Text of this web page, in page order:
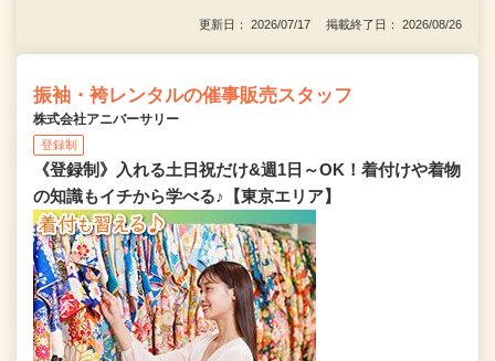
更新日： 2026/07/17 掲載終了日： 2026/08/26
振袖・袴レンタルの催事販売スタッフ
株式会社アニバーサリー
登録制
《登録制》入れる土日祝だけ&週1日～OK！着付けや着物
の知識もイチから学べる♪【東京エリア】